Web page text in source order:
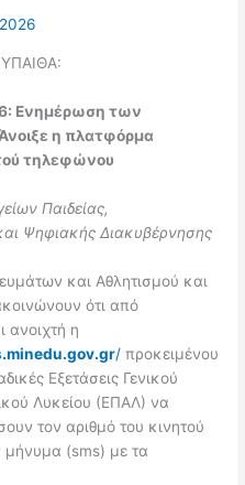
ΥΠΑΙΘΑ:
Ενημέρωση των
η πλατφόρμα
τηλεφώνου
Παιδείας,
Ψηφιακής Διακυβέρνησης
και Αθλητισμού και
ότι από
ανοιχτή η
/ προκειμένου
Εξετάσεις Γενικού
Λυκείου (ΕΠΑΛ) να
τον αριθμό του κινητού
μήνυμα (sms) με τα